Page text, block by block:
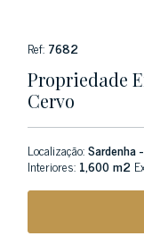
Ref: 7682
Propriedade
Cervo
Localização:Sardenha
Interiores: 1,600 m2